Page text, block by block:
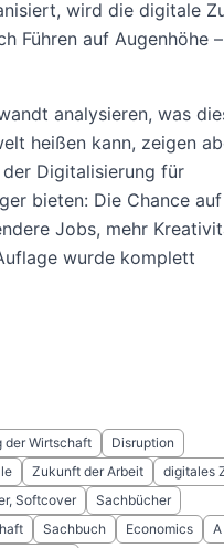
wird die digitale
Führen auf Augenhöhe –
analysieren, was
heißen kann, zeigen
Digitalisierung für
bieten: Die Chance
Jobs, mehr
wurde komplett
der Wirtschaft
Disruption
Zukunft der Arbeit
digitales
Softcover
Sachbücher
Sachbuch Economics
A